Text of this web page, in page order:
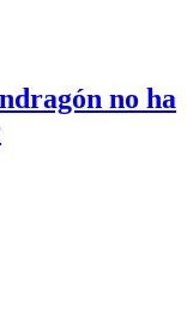
no ha